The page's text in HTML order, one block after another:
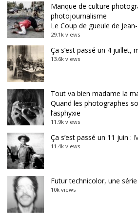
Manque de culture
photojournalisme
Le Coup de gueule de
29.1k views
Ça s’est passé un 4 juillet,
13.6k views
Tout va bien madame la
Quand les photographes
l’asphyxie
11.9k views
Ça s’est passé un 11 juin :
11.4k views
Futur technicolor, une
10k views